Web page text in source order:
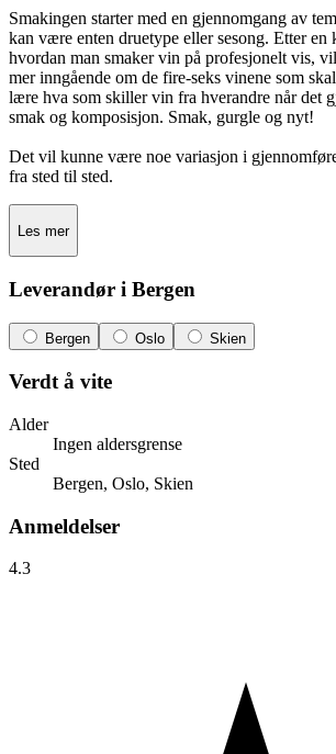
Smakingen starter med en gjennomgang av
kan være enten druetype eller sesong. Etter
hvordan man smaker vin på profesjonelt vis,
mer inngående om de fire-seks vinene som
lære hva som skiller vin fra hverandre når det
smak og komposisjon. Smak, gurgle og nyt!
Det vil kunne være noe variasjon i
fra sted til sted.
Les mer
Leverandør i Bergen
Bergen Oslo Skien
Verdt å vite
Alder
Ingen aldersgrense
Sted
Bergen, Oslo, Skien
Anmeldelser
4.3